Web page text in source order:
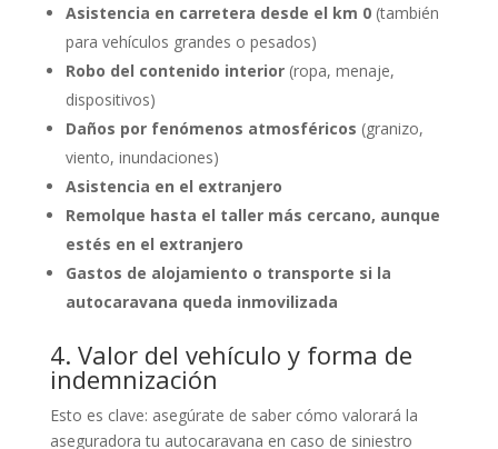
Asistencia en carretera desde el km 0(también
para vehículos grandes o pesados)
Robo del contenido interior(ropa, menaje,
dispositivos)
Daños por fenómenos atmosféricos (granizo,
viento, inundaciones)
Asistencia en el extranjero
Remolque hasta el taller más cercano, aunque
estés en el extranjero
Gastos de alojamiento o transporte si la
autocaravana queda inmovilizada
4. Valor del vehículo y forma de
indemnización
Esto es clave: asegúrate de saber cómo valorará la
aseguradora tu autocaravana en caso de siniestro